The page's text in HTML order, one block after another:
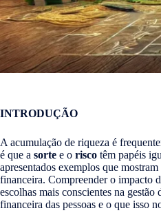
INTRODUÇÃO
A acumulação de riqueza é
é que a sorte e o risco têm papéis
apresentados exemplos que
financeira. Compreender o impacto
escolhas mais conscientes na
financeira das pessoas e o que isso